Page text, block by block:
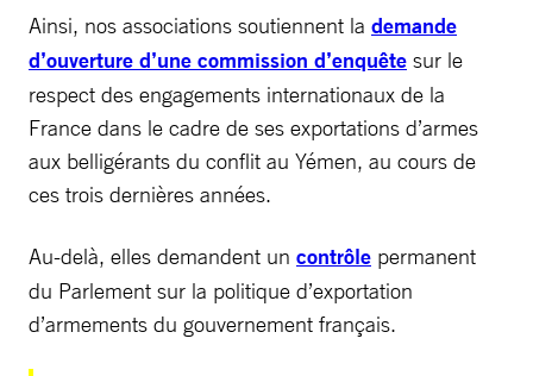
Ainsi, nos associations soutiennent la demande
d’ouverture d’une commission d’enquête sur le
respect des engagements internationaux de la
France dans le cadre de ses exportations d’armes
aux belligérants du conflit au Yémen, au cours de
ces trois dernières années.
Au-delà, elles demandent un contrôle permanent
du Parlement sur la politique d’exportation
d’armements du gouvernement français.